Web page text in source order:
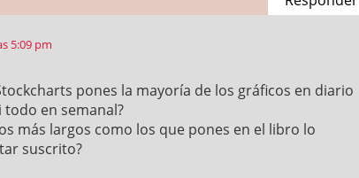
5:09 pm
pones la mayoría de los gráficos en diario
en semanal?
más largos como los que pones en el libro lo
suscrito?